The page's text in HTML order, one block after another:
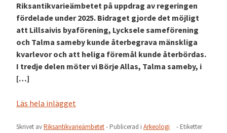
Riksantikvarieämbetet på uppdrag av regeringen
fördelade under 2025. Bidraget gjorde det möjligt
att Lillsaivis byaförening, Lycksele sameförening
och Talma sameby kunde återbegrava mänskliga
kvarlevor och att heliga föremål kunde återbördas.
I tredje delen möter vi Börje Allas, Talma sameby, i
[…]
Läs hela inlägget
Skrivet avRiksantikvarieämbetet- Publicerad i Arkeologi
- Etiketter